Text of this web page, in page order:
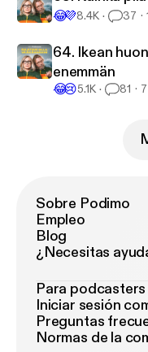
😂💜8.4K 37
64. Ikean
enemmän
😂😢5.1K 81
Sobre Podimo
Empleo
Blog
¿Necesitas
Para podcasters
Iniciar sesión
Preguntas
Normas de la